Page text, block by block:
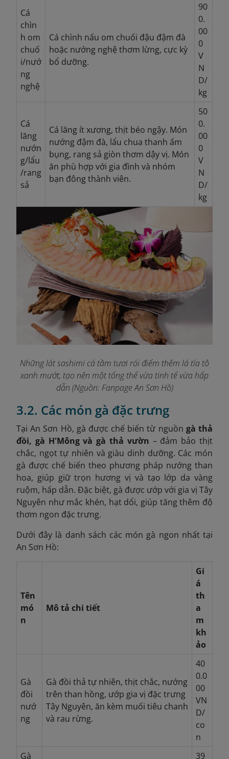
Cá
chìn
h om
chuố
i/nướ
ng
nghệ
Cá chình nấu om chuối đậu đậm đà
hoặc nướng nghệ thơm lừng, cực kỳ
bổ dưỡng.
90
0.
00
0
V
N
D/
kg
Cá
lăng
nướn
g/lẩu
/rang
sả
Cá lăng ít xương, thịt béo ngậy. Món
nướng đậm đà, lẩu chua thanh ấm
bụng, rang sả giòn thơm dậy vị. Món
ăn phù hợp với gia đình và nhóm
bạn đông thành viên.
50
0.
00
0
V
N
D/
kg
Những lát sashimi cá tầm tươi rói điểm thêm lá tía tô
xanh mướt, tạo nên một tổng thể vừa tinh tế vừa hấp
dẫn (Nguồn: Fanpage An Sơn Hồ)
3.2. Các món gà đặc trưng
Tại An Sơn Hồ, gà được chế biến từ nguồn gà thả
đồi, gà H'Mông và gà thả vườn – đảm bảo thịt
chắc, ngọt tự nhiên và giàu dinh dưỡng. Các món
gà được chế biến theo phương pháp nướng than
hoa, giúp giữ trọn hương vị và tạo lớp da vàng
ruộm, hấp dẫn. Đặc biệt, gà được ướp với gia vị Tây
Nguyên như mắc khén, hạt dổi, giúp tăng thêm độ
thơm ngon đặc trưng.
Dưới đây là danh sách các món gà ngon nhất tại
An Sơn Hồ:
Tên
mó
n
Mô tả chi tiết
Gi
á
th
a
m
kh
ảo
Gà
đồi
nướ
ng
Gà đồi thả tự nhiên, thịt chắc, nướng
trên than hồng, ướp gia vị đặc trưng
Tây Nguyên, ăn kèm muối tiêu chanh
và rau rừng.
40
0.0
00
VN
D/
co
n
Gà
39